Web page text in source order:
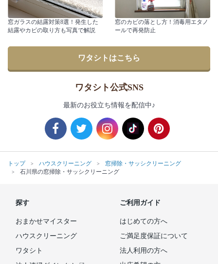
窓ガラスの結露対策8選！発生した
結露やカビの取り方も写真で解説
窓のカビの落とし方！消毒用エタノ
ールで再発防止
ワタシトはこちら
ワタシト公式SNS
最新のお役立ち情報を配信中♪
トップ ハウスクリーニング
窓掃除・サッシクリーニング
石川県の窓掃除・サッシクリーニング
探す
おまかせマイスター
ハウスクリーニング
ワタシト
ご利用ガイド
はじめての方へ
ご満足度保証について
法人利用の方へ